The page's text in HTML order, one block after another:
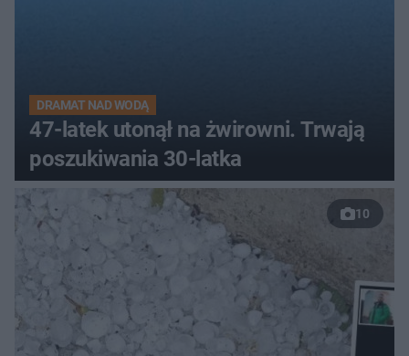
DRAMAT NAD WODĄ
47-latek utonął na żwirowni. Trwają
poszukiwania 30-latka
10